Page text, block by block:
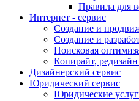
Правила для
Интернет - сервис
Создание и
Создание и
Поисковая
Копирайт,
Дизайнерский сервис
Юридический сервис
Юридические